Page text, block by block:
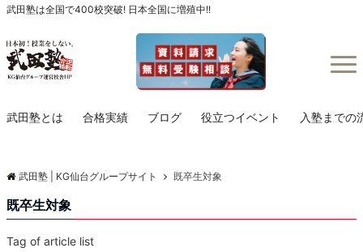
武田塾は全国で400校突破! 日本全国に増殖中!!
武田塾とは 合格実績 ブログ 役立つイベント 入塾までの
武田塾 | KG仙台グループサイト 既卒生対象
既卒生対象
Tag of article list